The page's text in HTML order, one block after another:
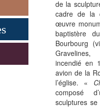
de la
cadre de la
œuvre
baptistère
Bourbourg
incendié en
avion de la
l’église. «
composé
sculptures